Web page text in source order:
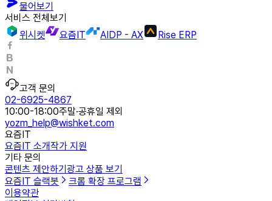
물어보기
서비스 전체보기
위시켓
요즘IT AIDP - AX Rise ERP
고객 문의
02-6925-4867
10:00-18:00주말·공휴일 제외
yozm_help@wishket.com
요즘IT
요즘IT 소개작가 지원
기타 문의
콘텐츠 제안하기 광고 상품 보기
요즘IT 슬랙봇
크롬 확장 프로그램
이용약관